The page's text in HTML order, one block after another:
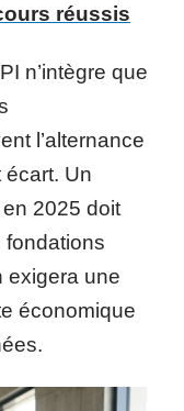
réussis
n’intègre que
l’alternance
Un
2025 doit
fondations
exigera une
économique